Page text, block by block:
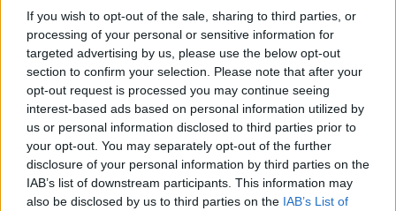
If you wish to opt-out of the sale, sharing to third parties, or
processing of your personal or sensitive information for
targeted advertising by us, please use the below opt-out
section to confirm your selection. Please note that after your
opt-out request is processed you may continue seeing
interest-based ads based on personal information utilized by
us or personal information disclosed to third parties prior to
your opt-out. You may separately opt-out of the further
disclosure of your personal information by third parties on the
IAB’s list of downstream participants. This information may
also be disclosed by us to third parties on the IAB’s List of
Ρε ηλιθιε, 10 ημέρες του F4 οι βαζελοι που
κουραστηκαν;
11.06.2026, 18:30
Στα κρεβάτια τους; στις διακοπές σε Μύκονο
και Ισλανδία του Χεηζ;;; Άσε μας ρε βλακεντιε.
Αλλά, σε κάτι τέτοιους ηλιθιους βασίζεται ο
Μήτσος για να κάνει την ομάδα τσίρκο!
Γουστάρω που θα, σηκώσει την κούπα ο Γάβρος
γιατί δεν γουστάρω να, δικαιολογώ Μήτσο,
Αμαναμαν και τους ασχετους παίκτες που έχει
μαζέψει!